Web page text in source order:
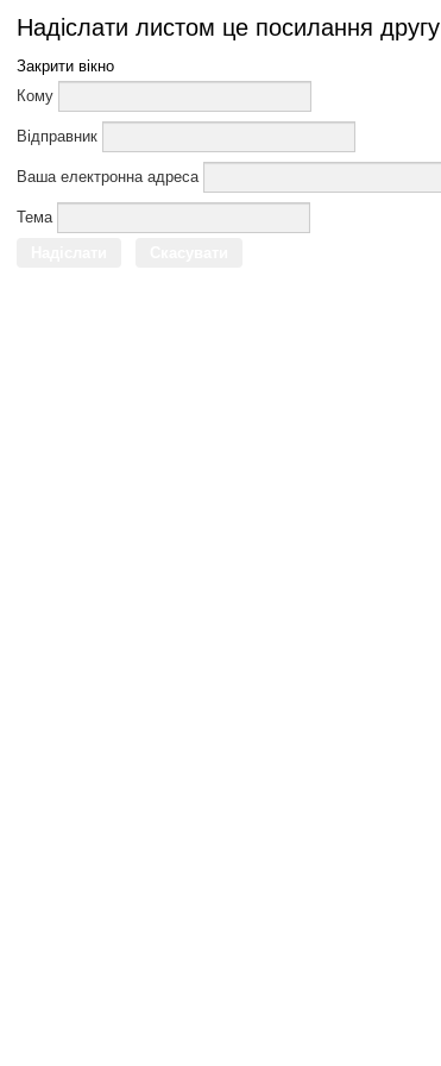
Надіслати листом це посилання другу
Закрити вікно
Кому
Відправник
Ваша електронна адреса
Тема